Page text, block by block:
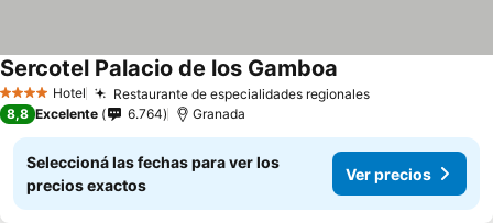
4 EstrellasHotel Restaurante de especialidades regionales
Sercotel Palacio de los Gamboa
8,8 Excelente 6.764 Granada
Seleccioná las fechas para ver los
precios exactos
Ver precios